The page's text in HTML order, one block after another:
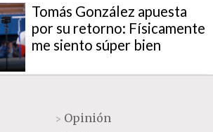
Tomás González apuesta
por su retorno: Físicamente
me siento súper bien
> Opinión